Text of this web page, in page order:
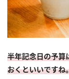
半年記念日の予
おくといいですね